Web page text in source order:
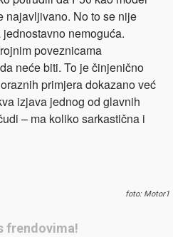
najavljivano. No to se nije
nemoguća.
poveznicama
neće biti. To je činjenično
primjera dokazano već
izjava jednog od glavnih
– ma koliko sarkastična i
foto: Motor1
frendovima!